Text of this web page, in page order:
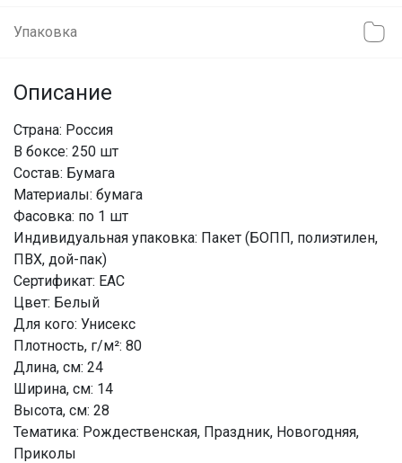
Упаковка
Описание
Страна: Россия
В боксе: 250 шт
Состав: Бумага
Материалы: бумага
Фасовка: по 1 шт
Индивидуальная упаковка: Пакет (БОПП, полиэтилен,
ПВХ, дой-пак)
Сертификат: ЕАС
Цвет: Белый
Для кого: Унисекс
Плотность, г/м²: 80
Длина, см: 24
Ширина, см: 14
Высота, см: 28
Тематика: Рождественская, Праздник, Новогодняя,
Приколы